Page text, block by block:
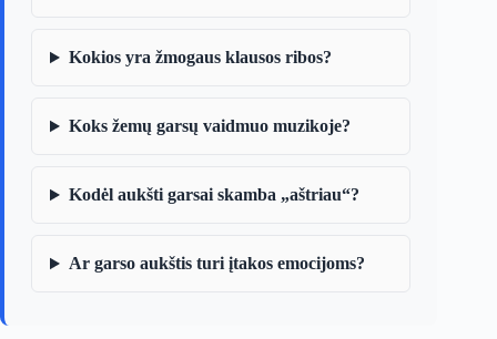
Kokios yra žmogaus klausos ribos?
Koks žemų garsų vaidmuo muzikoje?
Kodėl aukšti garsai skamba „aštriau“?
Ar garso aukštis turi įtakos emocijoms?